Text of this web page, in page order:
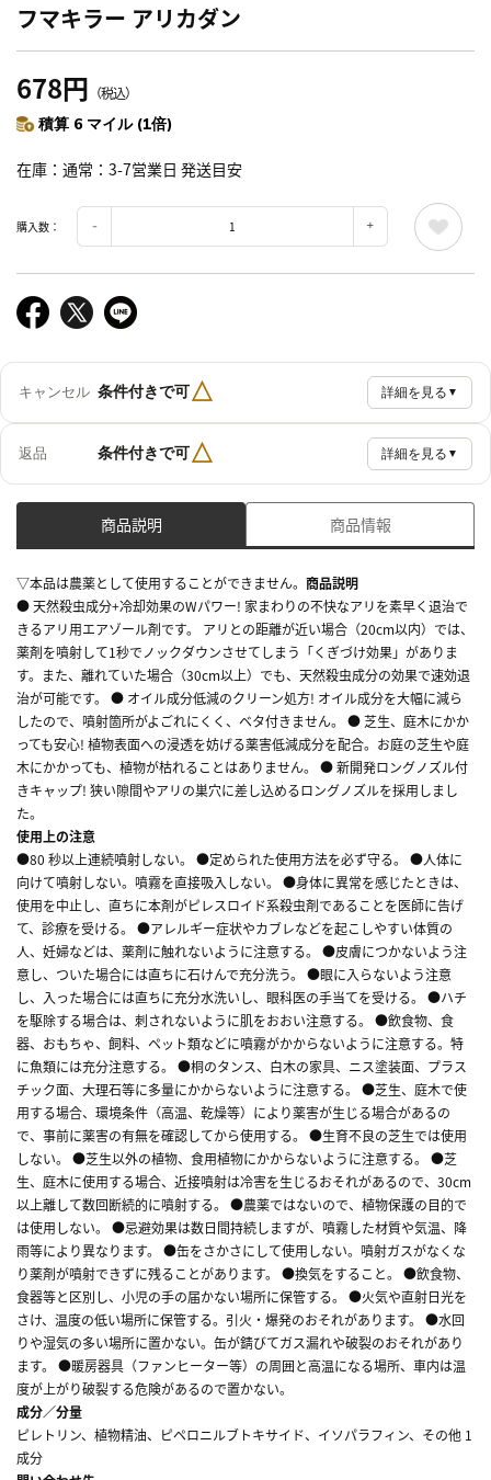
フマキラー アリカダン
678円 （税込）
積算 6 マイル (1倍)
在庫 通常：3-7営業日 発送目安
購入数：
キャンセル 条件付きで可△ 詳細を見る ▼
返品 条件付きで可△ 詳細を見る ▼
商品説明 商品情報
▽本品は農薬として使用することができません。 商品説明
● 天然殺虫成分+冷却効果のWパワー! 家まわりの不快なアリを素早く退治で
きるアリ用エアゾール剤です。 アリとの距離が近い場合（20cm以内）では、
薬剤を噴射して1秒でノックダウンさせてしまう「くぎづけ効果」がありま
す。また、離れていた場合（30cm以上）でも、天然殺虫成分の効果で速効退
治が可能です。 ● オイル成分低減のクリーン処方! オイル成分を大幅に減ら
したので、噴射箇所がよごれにくく、ベタ付きません。 ● 芝生、庭木にかか
っても安心! 植物表面への浸透を妨げる薬害低減成分を配合。お庭の芝生や庭
木にかかっても、植物が枯れることはありません。 ● 新開発ロングノズル付
きキャップ! 狭い隙間やアリの巣穴に差し込めるロングノズルを採用しまし
た。
使用上の注意
●80 秒以上連続噴射しない。 ●定められた使用方法を必ず守る。 ●人体に
向けて噴射しない。噴霧を直接吸入しない。 ●身体に異常を感じたときは、
使用を中止し、直ちに本剤がピレスロイド系殺虫剤であることを医師に告げ
て、診療を受ける。 ●アレルギー症状やカブレなどを起こしやすい体質の
人、妊婦などは、薬剤に触れないように注意する。 ●皮膚につかないよう注
意し、ついた場合には直ちに石けんで充分洗う。 ●眼に入らないよう注意
し、入った場合には直ちに充分水洗いし、眼科医の手当てを受ける。 ●ハチ
を駆除する場合は、刺されないように肌をおおい注意する。 ●飲食物、食
器、おもちゃ、飼料、ペット類などに噴霧がかからないように注意する。特
に魚類には充分注意する。 ●桐のタンス、白木の家具、ニス塗装面、プラス
チック面、大理石等に多量にかからないように注意する。 ●芝生、庭木で使
用する場合、環境条件（高温、乾燥等）により薬害が生じる場合があるの
で、事前に薬害の有無を確認してから使用する。 ●生育不良の芝生では使用
しない。 ●芝生以外の植物、食用植物にかからないように注意する。 ●芝
生、庭木に使用する場合、近接噴射は冷害を生じるおそれがあるので、30cm
以上離して数回断続的に噴射する。 ●農薬ではないので、植物保護の目的で
は使用しない。 ●忌避効果は数日間持続しますが、噴霧した材質や気温、降
雨等により異なります。 ●缶をさかさにして使用しない。噴射ガスがなくな
り薬剤が噴射できずに残ることがあります。 ●換気をすること。 ●飲食物、
食器等と区別し、小児の手の届かない場所に保管する。 ●火気や直射日光を
さけ、温度の低い場所に保管する。引火・爆発のおそれがあります。 ●水回
りや湿気の多い場所に置かない。缶が錆びてガス漏れや破裂のおそれがあり
ます。 ●暖房器具（ファンヒーター等）の周囲と高温になる場所、車内は温
度が上がり破裂する危険があるので置かない。
成分／分量
ピレトリン、植物精油、ピペロニルブトキサイド、イソパラフィン、その他 1
成分